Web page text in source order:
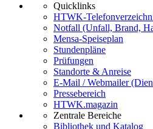
Quicklinks
HTWK-
Notfall (Unfall, Brand,
Mensa-Speiseplan
Stundenpläne
Prüfungen
Standorte & Anreise
E-Mail / Webmailer
Pressebereich
HTWK.magazin
Zentrale Bereiche
Bibliothek und Katalog